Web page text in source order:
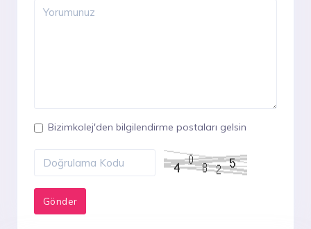
Bizimkolej'den bilgilendirme postaları gelsin